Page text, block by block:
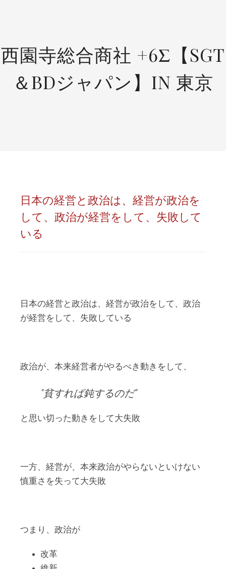
西園寺総合商社 +6Σ【SGT
＆BDジャパン】IN 東京
日本の経営と政治は、経営が政治を
して、政治が経営をして、失敗して
いる
日本の経営と政治は、経営が政治をして、政治
が経営をして、失敗している
政治が、本来経営者がやるべき動きをして、
貧すれば鈍するのだ
と思い切った動きをして大失敗
一方、経営が、本来政治がやらないといけない
慎重さを失って大失敗
つまり、政治が
改革